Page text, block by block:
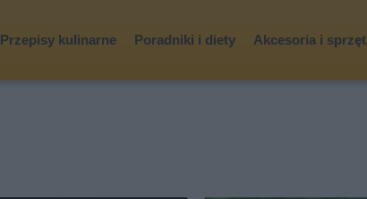
Przepisy kulinarne Poradniki i diety Akcesoria i sprzęt